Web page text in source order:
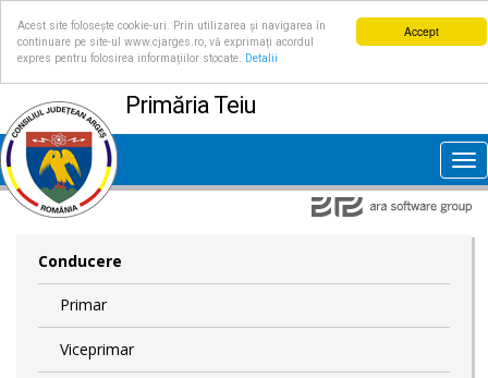
Accept
Acest site folosește cookie-uri. Prin utilizarea și navigarea în
continuare pe site-ul www.cjarges.ro, vă exprimați acordul
expres pentru folosirea informațiilor stocate.
Detalii
Primăria Teiu
Conducere
Primar
Viceprimar